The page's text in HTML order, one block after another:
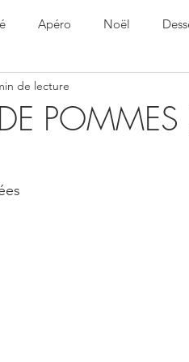
Apéro Noël
Healthy
POMMES
de lecture